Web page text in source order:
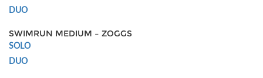
DUO
SWIMRUN MEDIUM – ZOGGS
SOLO
DUO